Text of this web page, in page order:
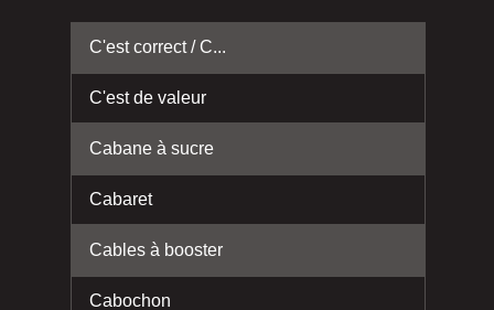
C'est correct / C...
C'est de valeur
Cabane à sucre
Cabaret
Cables à booster
Cabochon